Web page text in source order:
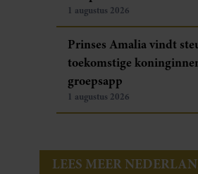
1 augustus 2026
Prinses Amalia vindt
toekomstige
groepsapp
1 augustus 2026
LEES MEER